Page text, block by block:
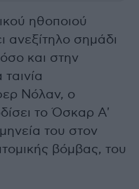
ηθοποιού
ανεξίτηλο σημάδι
και στην
Νόλαν, ο
το Όσκαρ Α'
του στον
βόμβας, του